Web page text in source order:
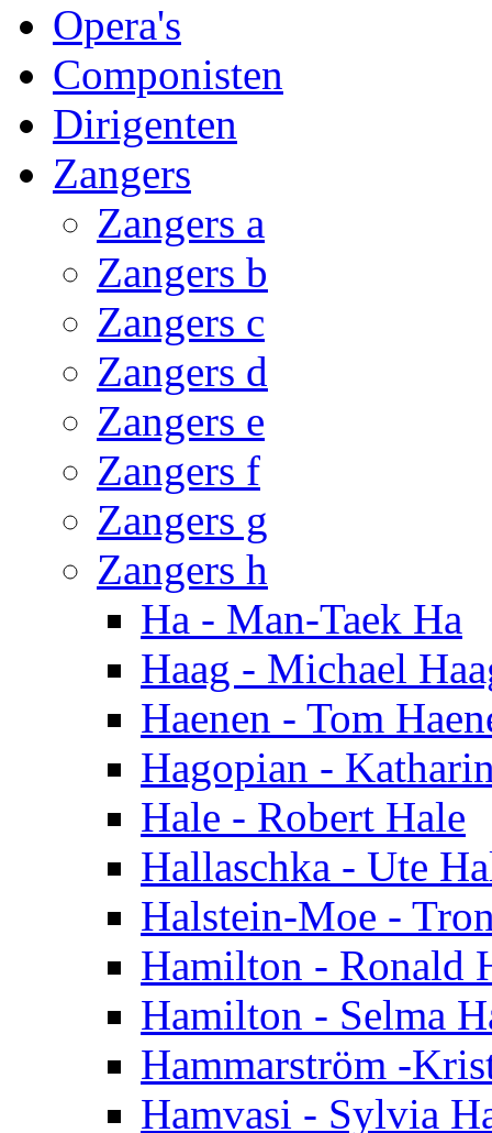
Opera's
Componisten
Dirigenten
Zangers
Zangers a
Zangers b
Zangers c
Zangers d
Zangers e
Zangers f
Zangers g
Zangers h
Ha - Man-Taek Ha
Haag - Michael
Haenen - Tom
Hagopian -
Hale - Robert Hale
Hallaschka - Ute
Halstein-Moe -
Hamilton - Ronald
Hamilton - Selma
Hammarström -
Hamvasi - Sylvia